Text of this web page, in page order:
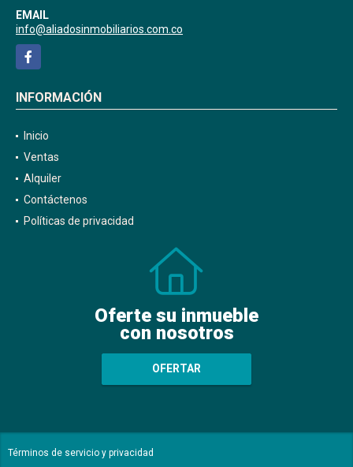
EMAIL
info@aliadosinmobiliarios.com.co
Facebook
INFORMACIÓN
Inicio
Ventas
Alquiler
Contáctenos
Políticas de privacidad
Oferte su inmueble
con nosotros
OFERTAR
Términos de servicio y privacidad